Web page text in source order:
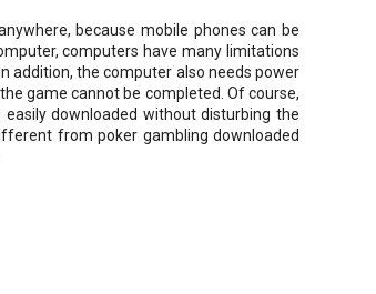
because mobile phones can be
computers have many limitations
addition, the computer also needs power
game cannot be completed. Of course,
downloaded without disturbing the
from poker gambling downloaded